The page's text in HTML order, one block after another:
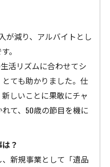
が減り、アルバイトとし
。
活リズムに合わせてシ
ても助かりました。仕
しいことに果敢にチャ
て、50歳の節目を機に
？
新規事業として「遺品